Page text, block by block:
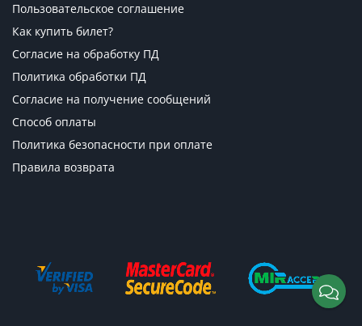
Пользовательское соглашение
Как купить билет?
Согласие на обработку ПД
Политика обработки ПД
Согласие на получение сообщений
Способ оплаты
Политика безопасности при оплате
Правила возврата